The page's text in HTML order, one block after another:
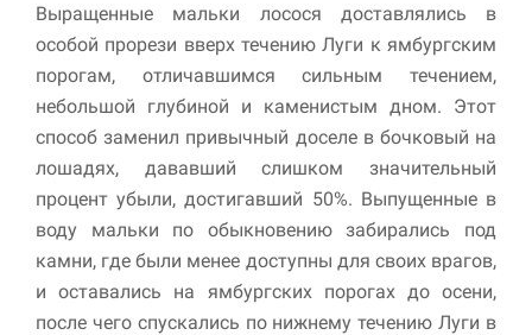
Выращенные мальки лосося доставлялись в
особой прорези вверх течению Луги к ямбургским
порогам, отличавшимся сильным течением,
небольшой глубиной и каменистым дном. Этот
способ заменил привычный доселе в бочковый на
лошадях, дававший слишком значительный
процент убыли, достигавший 50%. Выпущенные в
воду мальки по обыкновению забирались под
камни, где были менее доступны для своих врагов,
и оставались на ямбургских порогах до осени,
после чего спускались по нижнему течению Луги в